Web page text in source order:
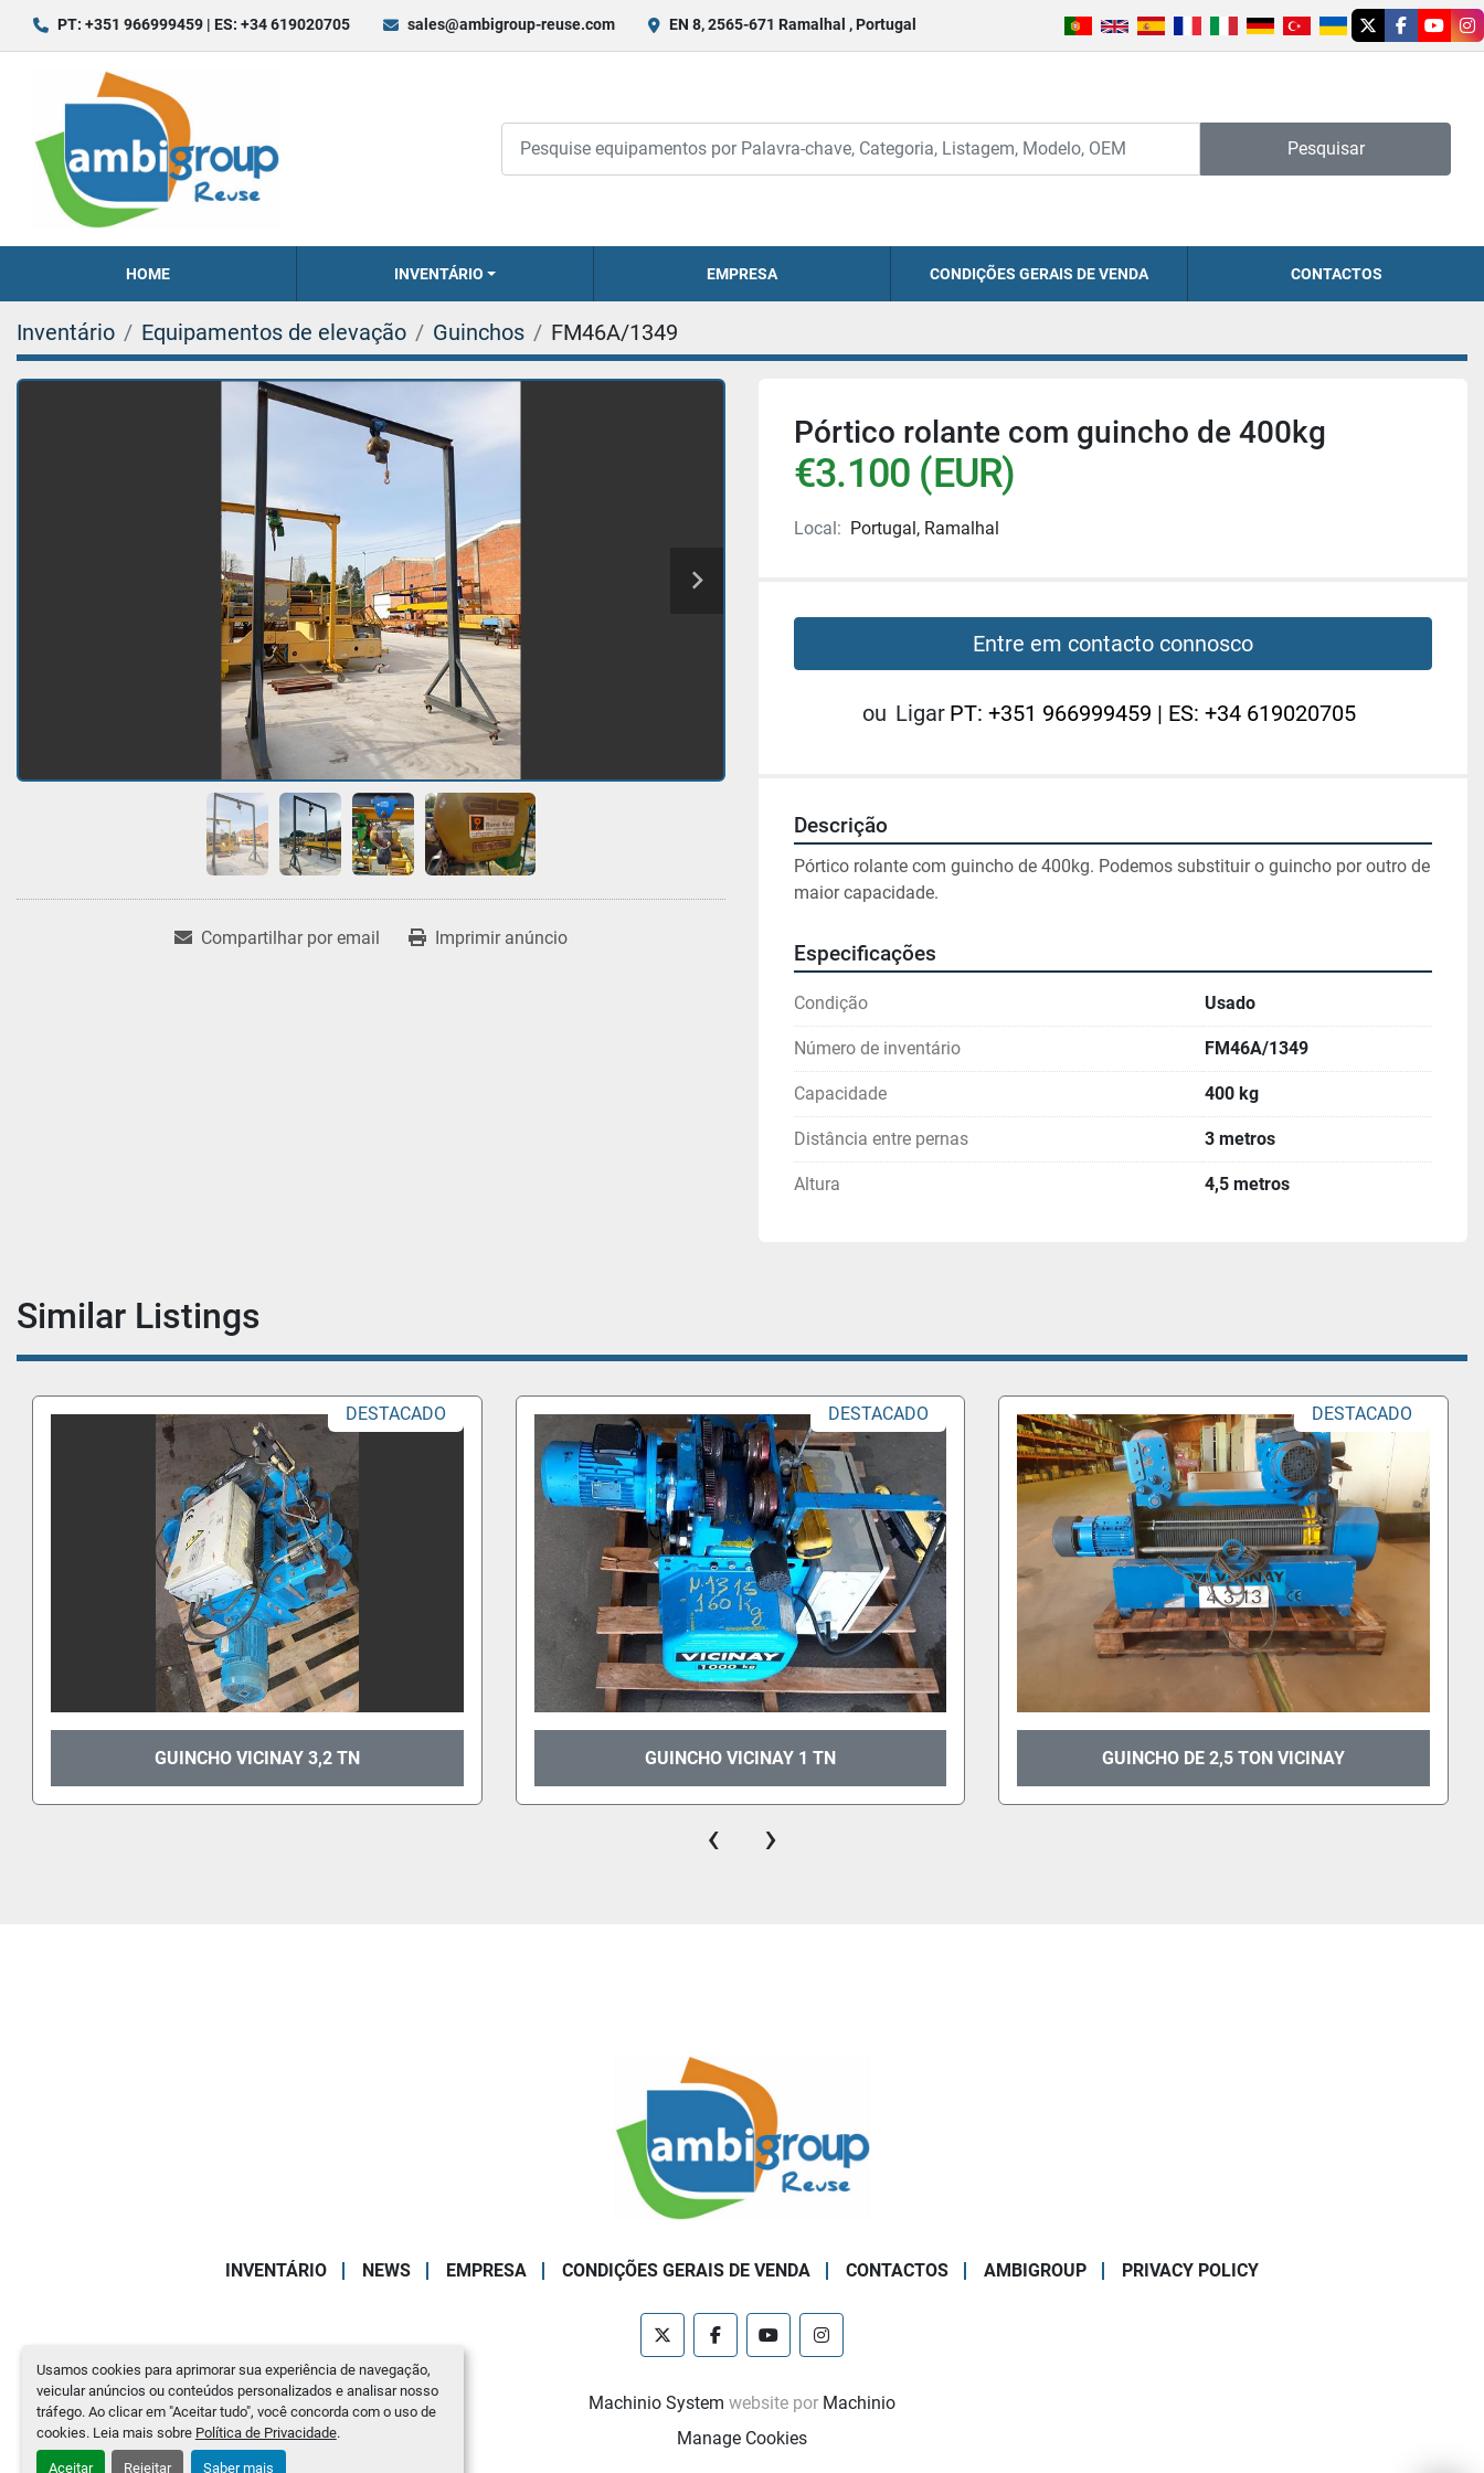
Usamos cookies para aprimorar sua experiência de navegação,
veicular anúncios ou conteúdos personalizados e analisar nosso
tráfego. Ao clicar em "Aceitar tudo", você concorda com o uso de
cookies. Leia mais sobre Política de Privacidade.
Aceitar Rejeitar Saber mais
PT: +351 966999459 | ES: +34 619020705 sales@ambigroup-reuse.com EN 8, 2565-671 Ramalhal , Portugal
twitterfacebook
Pesquisar
HOME INVENTÁRIO EMPRESA CONDIÇÕES GERAIS DE VENDA CONTACTOS
Inventário Equipamentos de elevação Guinchos FM46A/1349
Compartilhar por email Imprimir anúncio
Pórtico rolante com guincho de 400kg
€3.100 (EUR)
Local: Portugal, Ramalhal
Entre em contacto connosco
ou Ligar PT: +351 966999459 | ES: +34 619020705
Descrição
Pórtico rolante com guincho de 400kg. Podemos substituir o guincho por outro de
maior capacidade.
Especificações
Condição Usado
Número de inventário FM46A/1349
Capacidade 400 kg
Distância entre pernas 3 metros
Altura 4,5 metros
Similar Listings
DESTACADO
GUINCHO VICINAY 1 TN
DESTACADO
GUINCHO DE 2,5 TON VICINAY
DESTACADO
GUINCHO VICINAY 5 TN
‹ ›
INVENTÁRIO NEWS EMPRESA CONDIÇÕES GERAIS DE VENDA CONTACTOS AMBIGROUP PRIVACY POLICY
twitter facebookyoutubeinstagram
Machinio System website por Machinio
Manage Cookies